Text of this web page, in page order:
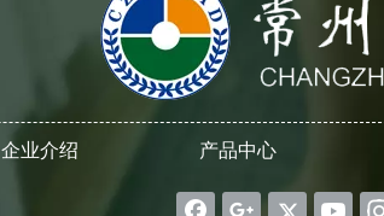
企业介绍 产品中心